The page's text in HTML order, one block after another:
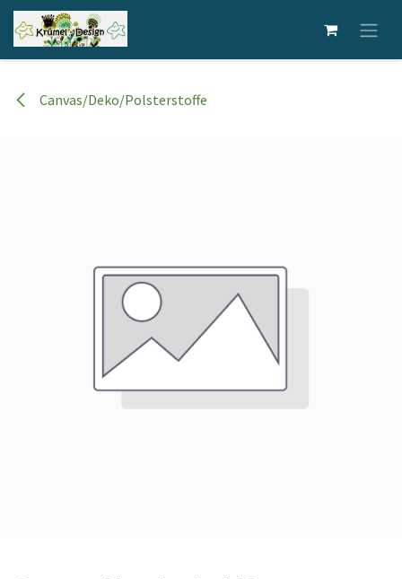
Zum Inhalt springen
Canvas/Deko/Polsterstoffe